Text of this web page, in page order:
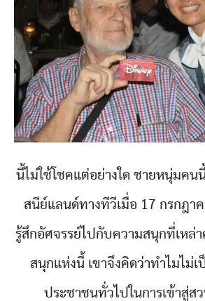
นี้ไม่ใช้โชคแต่อย่างใด ชายหนุ่มคน
สนีย์แลนด์ทางทีวีเมื่อ 17 กรกฎาค
รู้สึกอัศจรรย์ไปกับความสนุกที่เหล่
สนุกแห่งนี้ เขาจึงคิดว่าทำไมไม่
ประชาชนทั่วไปในการเข้าสู่ส